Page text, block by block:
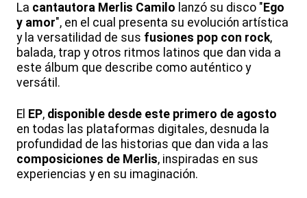
La cantautora Merlis Camilo lanzó su disco " Ego
y amor", en el cual presenta su evolución artística
y la versatilidad de sus fusiones pop con rock,
balada, trap y otros ritmos latinos que dan vida a
este álbum que describe como auténtico y
versátil.
El EP, disponible desde este primero de agosto
en todas las plataformas digitales, desnuda la
profundidad de las historias que dan vida a las
composiciones de Merlis, inspiradas en sus
experiencias y en su imaginación.